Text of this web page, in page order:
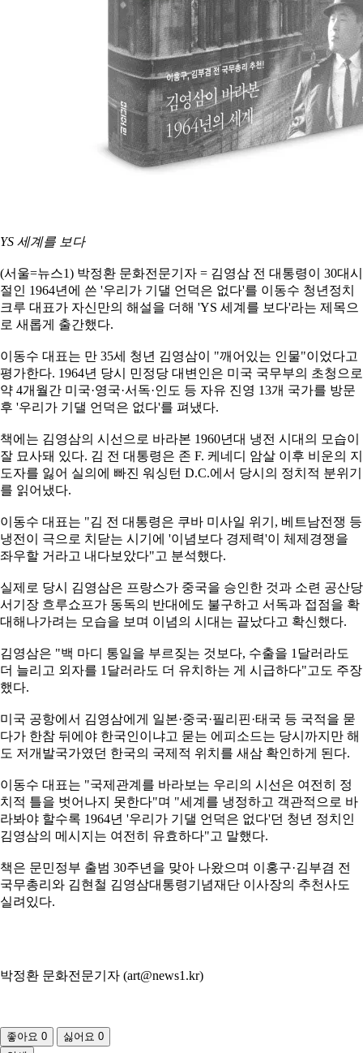
YS 세계를 보다
(서울=뉴스1) 박정환 문화전문기자 = 김영삼 전 대통령이 30대시
절인 1964년에 쓴 '우리가 기댈 언덕은 없다'를 이동수 청년정치
크루 대표가 자신만의 해설을 더해 'YS 세계를 보다'라는 제목으
로 새롭게 출간했다.
이동수 대표는 만 35세 청년 김영삼이 "깨어있는 인물"이었다고
평가한다. 1964년 당시 민정당 대변인은 미국 국무부의 초청으로
약 4개월간 미국·영국·서독·인도 등 자유 진영 13개 국가를 방문
후 '우리가 기댈 언덕은 없다'를 펴냈다.
책에는 김영삼의 시선으로 바라본 1960년대 냉전 시대의 모습이
잘 묘사돼 있다. 김 전 대통령은 존 F. 케네디 암살 이후 비운의 지
도자를 잃어 실의에 빠진 워싱턴 D.C.에서 당시의 정치적 분위기
를 읽어냈다.
이동수 대표는 "김 전 대통령은 쿠바 미사일 위기, 베트남전쟁 등
냉전이 극으로 치닫는 시기에 '이념보다 경제력'이 체제경쟁을
좌우할 거라고 내다보았다"고 분석했다.
실제로 당시 김영삼은 프랑스가 중국을 승인한 것과 소련 공산당
서기장 흐루쇼프가 동독의 반대에도 불구하고 서독과 접점을 확
대해나가려는 모습을 보며 이념의 시대는 끝났다고 확신했다.
김영삼은 "백 마디 통일을 부르짖는 것보다, 수출을 1달러라도
더 늘리고 외자를 1달러라도 더 유치하는 게 시급하다"고도 주장
했다.
미국 공항에서 김영삼에게 일본·중국·필리핀·태국 등 국적을 묻
다가 한참 뒤에야 한국인이냐고 묻는 에피소드는 당시까지만 해
도 저개발국가였던 한국의 국제적 위치를 새삼 확인하게 된다.
이동수 대표는 "국제관계를 바라보는 우리의 시선은 여전히 정
치적 틀을 벗어나지 못한다"며 "세계를 냉정하고 객관적으로 바
라봐야 할수록 1964년 '우리가 기댈 언덕은 없다'던 청년 정치인
김영삼의 메시지는 여전히 유효하다"고 말했다.
책은 문민정부 출범 30주년을 맞아 나왔으며 이홍구·김부겸 전
국무총리와 김현철 김영삼대통령기념재단 이사장의 추천사도
실려있다.
박정환 문화전문기자 (art@news1.kr)
좋아요 0 싫어요 0